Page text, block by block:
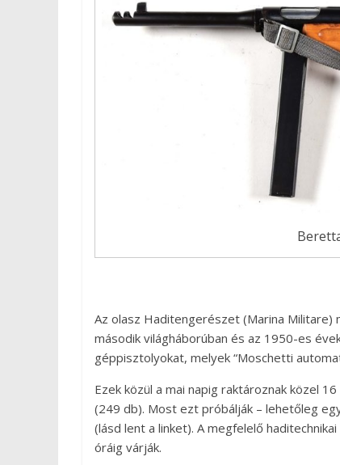
Az olasz Haditengerészet (Marina
második világháborúban és az 1950-es
géppisztolyokat, melyek “Moschetti
Ezek közül a mai napig raktároznak közel
(249 db). Most ezt próbálják – lehetőleg
(lásd lent a linket). A megfelelő
óráig várják.